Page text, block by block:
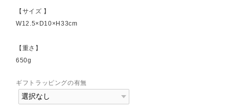
【サイズ 】
W12.5×D10×H33cm
【重さ】
650g
ギフトラッピングの有無